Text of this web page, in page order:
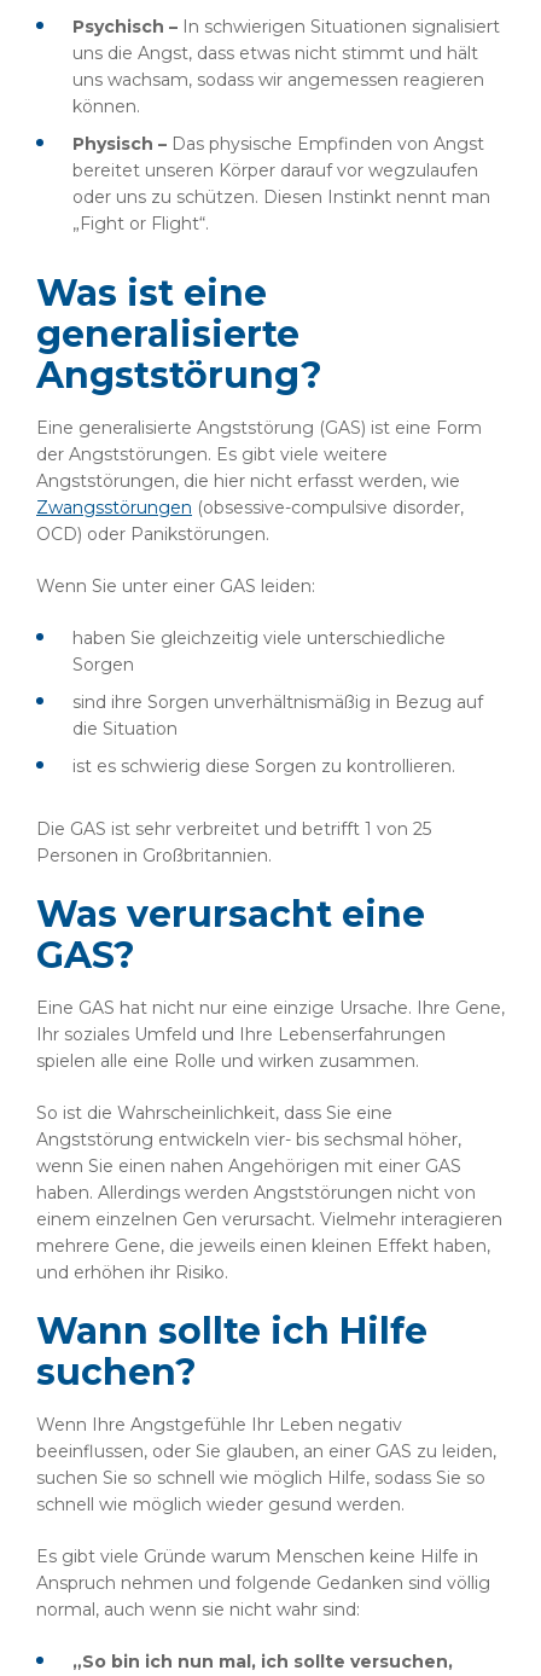
Psychisch – In schwierigen Situationen signalisiert
uns die Angst, dass etwas nicht stimmt und hält
uns wachsam, sodass wir angemessen reagieren
können.
Physisch – Das physische Empfinden von Angst
bereitet unseren Körper darauf vor wegzulaufen
oder uns zu schützen. Diesen Instinkt nennt man
„Fight or Flight“.
Was ist eine
generalisierte
Angststörung?
Eine generalisierte Angststörung (GAS) ist eine Form
der Angststörungen. Es gibt viele weitere
Angststörungen, die hier nicht erfasst werden, wie
Zwangsstörungen (obsessive-compulsive disorder,
OCD) oder Panikstörungen.
Wenn Sie unter einer GAS leiden:
haben Sie gleichzeitig viele unterschiedliche
Sorgen
sind ihre Sorgen unverhältnismäßig in Bezug auf
die Situation
ist es schwierig diese Sorgen zu kontrollieren.
Die GAS ist sehr verbreitet und betrifft 1 von 25
Personen in Großbritannien.
Was verursacht eine
GAS?
Eine GAS hat nicht nur eine einzige Ursache. Ihre Gene,
Ihr soziales Umfeld und Ihre Lebenserfahrungen
spielen alle eine Rolle und wirken zusammen.
So ist die Wahrscheinlichkeit, dass Sie eine
Angststörung entwickeln vier- bis sechsmal höher,
wenn Sie einen nahen Angehörigen mit einer GAS
haben. Allerdings werden Angststörungen nicht von
einem einzelnen Gen verursacht. Vielmehr interagieren
mehrere Gene, die jeweils einen kleinen Effekt haben,
und erhöhen ihr Risiko.
Wann sollte ich Hilfe
suchen?
Wenn Ihre Angstgefühle Ihr Leben negativ
beeinflussen, oder Sie glauben, an einer GAS zu leiden,
suchen Sie so schnell wie möglich Hilfe, sodass Sie so
schnell wie möglich wieder gesund werden.
Es gibt viele Gründe warum Menschen keine Hilfe in
Anspruch nehmen und folgende Gedanken sind völlig
normal, auch wenn sie nicht wahr sind:
„So bin ich nun mal, ich sollte versuchen,